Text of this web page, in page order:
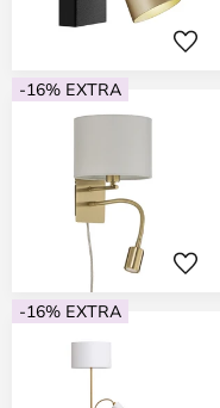
-16% EXTRA
-16% EXTRA